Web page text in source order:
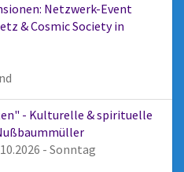
Netzwerk-Event
& Cosmic Society in
- Kulturelle & spirituelle
- Sonntag